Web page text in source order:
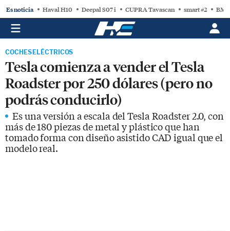
Es noticia Haval H10 Deepal S07 i CUPRA Tavascan smart #2
COCHES ELÉCTRICOS
Tesla comienza a vender el Tesla
Roadster por 250 dólares (pero no
podrás conducirlo)
Es una versión a escala del Tesla Roadster 2.0, con
más de 180 piezas de metal y plástico que han
tomado forma con diseño asistido CAD igual que el
modelo real.